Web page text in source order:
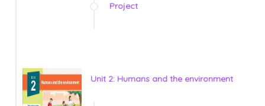
Project
Unit 2: Humans and the environment